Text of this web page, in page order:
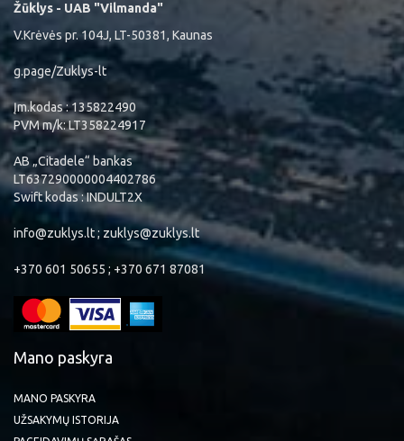
Žūklys - UAB "Vilmanda"
V.Krėvės pr. 104J, LT-50381, Kaunas
g.page/Zuklys-lt
Įm.kodas : 135822490
PVM m/k: LT358224917
AB „Citadele“ bankas
LT637290000004402786
Swift kodas : INDULT2X
info@zuklys.lt ; zuklys@zuklys.lt
+370 601 50655 ; +370 671 87081
Mano paskyra
MANO PASKYRA
UŽSAKYMŲ ISTORIJA